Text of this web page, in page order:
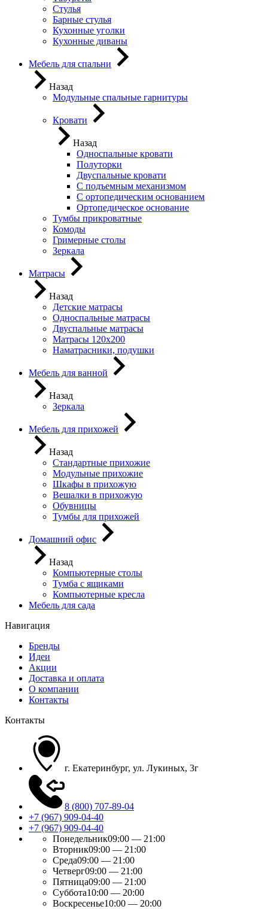
Стулья
Барные стулья
Кухонные уголки
Кухонные диваны
Мебель для спальни
Назад
Модульные спальные гарнитуры
Кровати
Назад
Односпальные кровати
Полуторки
Двуспальные кровати
С подъемным механизмом
С ортопедическим основанием
Ортопедическое основание
Тумбы прикроватные
Комоды
Гримерные столы
Зеркала
Матрасы
Назад
Детские матрасы
Односпальные матрасы
Двуспальные матрасы
Матрасы 120х200
Наматрасники, подушки
Мебель для ванной
Назад
Зеркала
Мебель для прихожей
Назад
Стандартные прихожие
Модульные прихожие
Шкафы в прихожую
Вешалки в прихожую
Обувницы
Тумбы для прихожей
Домашний офис
Назад
Компьютерные столы
Тумба с ящиками
Компьютерные кресла
Мебель для сада
Навигация
Бренды
Идеи
Акции
Доставка и оплата
О компании
Контакты
Контакты
г. Екатеринбург, ул. Лукиных, 3г
8 (800) 707-89-04
+7 (967) 909-04-40
+7 (967) 909-04-40
Понедельник09:00 — 21:00
Вторник09:00 — 21:00
Среда09:00 — 21:00
Четверг09:00 — 21:00
Пятница09:00 — 21:00
Суббота10:00 — 20:00
Воскресенье10:00 — 20:00